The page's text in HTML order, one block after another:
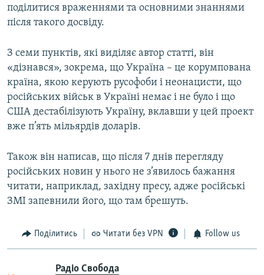
поділитися враженнями та основними знаннями
після такого досвіду.
З семи пунктів, які виділяє автор статті, він
«дізнався», зокрема, що Україна – це корумпована
країна, якою керують русофоби і неонацисти, що
російських військ в Україні немає і не було і що
США дестабілізують Україну, вклавши у цей проект
вже п’ять мільярдів доларів.
Також він написав, що після 7 днів перегляду
російських новин у нього не з’явилось бажання
читати, наприклад, західну пресу, адже російські
ЗМІ запевнили його, що там брешуть.
Поділитись Читати без VPN Follow us
Радіо Свобода